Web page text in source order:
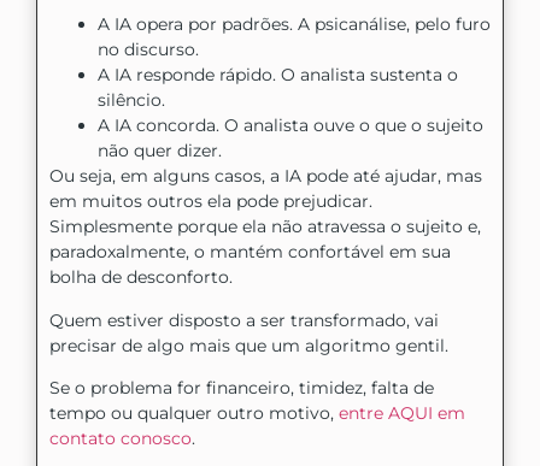
A IA opera por padrões. A psicanálise, pelo furo
no discurso.
A IA responde rápido. O analista sustenta o
silêncio.
A IA concorda. O analista ouve o que o sujeito
não quer dizer.
Ou seja, em alguns casos, a IA pode até ajudar, mas
em muitos outros ela pode prejudicar.
Simplesmente porque ela não atravessa o sujeito e,
paradoxalmente, o mantém confortável em sua
bolha de desconforto.
Quem estiver disposto a ser transformado, vai
precisar de algo mais que um algoritmo gentil.
Se o problema for financeiro, timidez, falta de
tempo ou qualquer outro motivo, entre AQUI em
contato conosco.